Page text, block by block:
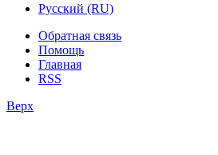
Русский (RU)
Обратная связь
Помощь
Главная
RSS
Верх